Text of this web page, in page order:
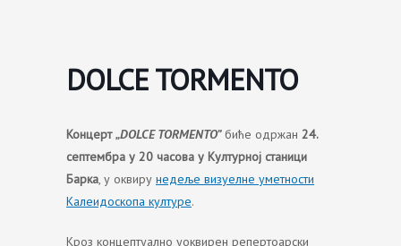
DOLCE TORMENTO
Концерт„DOLCE TORMENTO”биће одржан 24.
септембра у 20 часова у Културној станици
Барка, у оквиру недеље визуелне уметности
Калеидоскопа културе.
Кроз концептуално уоквирен репертоарски